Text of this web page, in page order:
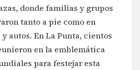
donde familias y grupos
tanto a pie como en
autos. En La Punta, cientos
en la emblemática
para festejar esta